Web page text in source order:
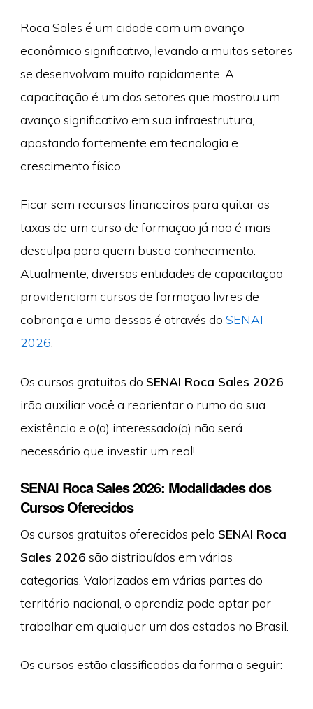
Roca Sales é um cidade com um avanço
econômico significativo, levando a muitos setores
se desenvolvam muito rapidamente. A
capacitação é um dos setores que mostrou um
avanço significativo em sua infraestrutura,
apostando fortemente em tecnologia e
crescimento físico.
Ficar sem recursos financeiros para quitar as
taxas de um curso de formação já não é mais
desculpa para quem busca conhecimento.
Atualmente, diversas entidades de capacitação
providenciam cursos de formação livres de
cobrança e uma dessas é através do SENAI
2026
Os cursos gratuitos do SENAI Roca Sales 2026
irão auxiliar você a reorientar o rumo da sua
existência e o(a) interessado(a) não será
necessário que investir um real!
SENAI Roca Sales 2026: Modalidades dos
Cursos Oferecidos
Os cursos gratuitos oferecidos pelo SENAI Roca
Sales 2026 são distribuídos em várias
categorias. Valorizados em várias partes do
território nacional, o aprendiz pode optar por
trabalhar em qualquer um dos estados no Brasil.
Os cursos estão classificados da forma a seguir: